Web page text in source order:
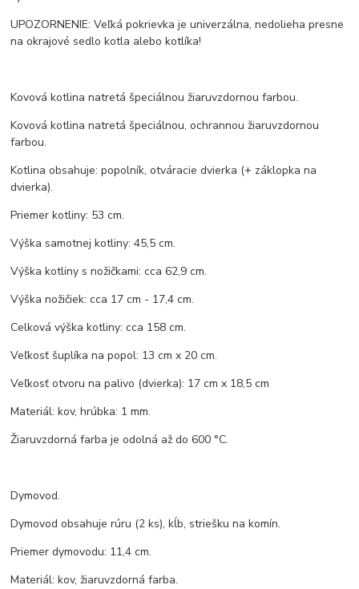
UPOZORNENIE: Veľká pokrievka je univerzálna, nedolieha presne
na okrajové sedlo kotla alebo kotlíka!
Kovová kotlina natretá špeciálnou žiaruvzdornou farbou.
Kovová kotlina natretá špeciálnou, ochrannou žiaruvzdornou
farbou.
Kotlina obsahuje: popolník, otváracie dvierka (+ záklopka na
dvierka).
Priemer kotliny: 53 cm.
Výška samotnej kotliny: 45,5 cm.
Výška kotliny s nožičkami: cca 62,9 cm.
Výška nožičiek: cca 17 cm - 17,4 cm.
Celková výška kotliny: cca 158 cm.
Veľkosť šuplíka na popol: 13 cm x 20 cm.
Veľkosť otvoru na palivo (dvierka): 17 cm x 18,5 cm
Materiál: kov, hrúbka: 1 mm.
Žiaruvzdorná farba je odolná až do 600 °C.
Dymovod.
Dymovod obsahuje rúru (2 ks), kĺb, striešku na komín.
Priemer dymovodu: 11,4 cm.
Materiál: kov, žiaruvzdorná farba.